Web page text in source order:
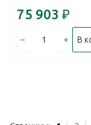
75 903 ₽
– + В